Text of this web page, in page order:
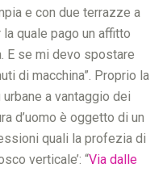
e con due terrazze a
quale pago un affitto
E se mi devo spostare
di macchina”. Proprio la
a vantaggio dei
d’uomo è oggetto di un
quali la profezia di
verticale’: “Via dalle